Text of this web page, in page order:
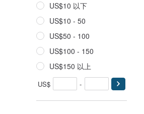
US$10 以下
US$10 - 50
US$50 - 100
US$100 - 150
US$150 以上
US$ -